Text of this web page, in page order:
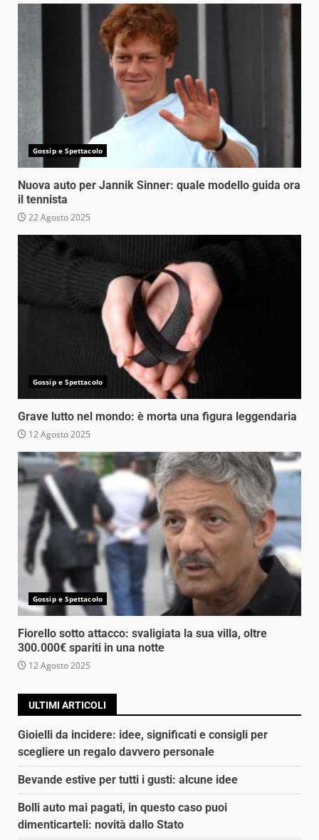
Gossip e Spettacolo
Nuova auto per Jannik Sinner: quale modello guida ora
il tennista
22 Agosto 2025
Gossip e Spettacolo
Grave lutto nel mondo: è morta una figura leggendaria
12 Agosto 2025
Gossip e Spettacolo
Fiorello sotto attacco: svaligiata la sua villa, oltre
300.000€ spariti in una notte
12 Agosto 2025
ULTIMI ARTICOLI
Gioielli da incidere: idee, significati e consigli per
scegliere un regalo davvero personale
Bevande estive per tutti i gusti: alcune idee
Bolli auto mai pagati, in questo caso puoi
dimenticarteli: novità dallo Stato